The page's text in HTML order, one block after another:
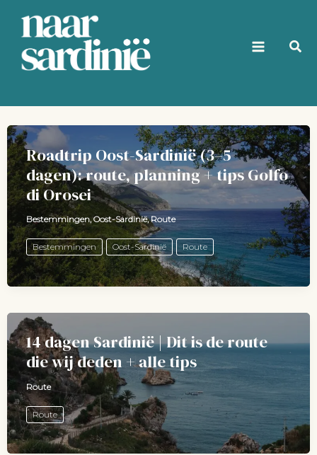
naar
Roadtrip Oost-Sardinië (3–5
dagen): route, planning + tips Golfo
di Orosei
Bestemmingen,Oost-Sardinië,Route
Bestemmingen Oost-Sardinië Route
14 dagen Sardinië | Dit is de route
die wij deden + alle tips
Route
Route